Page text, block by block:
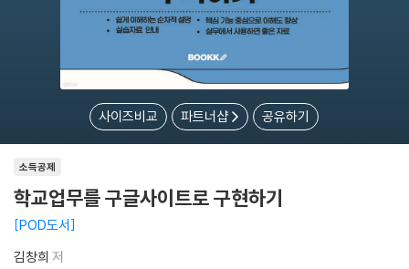
사이즈비교 파트너샵 공유하기
소득공제
학교업무를 구글사이트로 구현하기
POD도서
김창희 저